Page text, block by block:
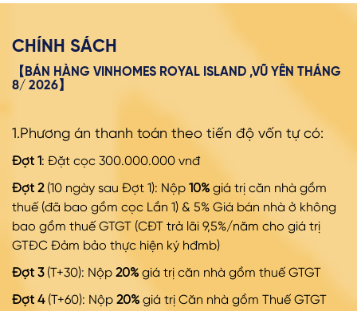
CHÍNH SÁCH
【BÁN HÀNG VINHOMES ROYAL ISLAND ,VŨ YÊN THÁNG
8/ 2026】
1.Phương án thanh toán theo tiến độ vốn tự có:
Đợt 1: Đặt cọc 300.000.000 vnđ
Đợt 2(10 ngày sau Đợt 1): Nộp 10% giá trị căn nhà gồm
thuế (đã bao gồm cọc Lần 1) & 5% Giá bán nhà ở không
bao gồm thuế GTGT (CĐT trả lãi 9,5%/năm cho giá trị
GTĐC Đảm bảo thực hiện ký hđmb)
Đợt 3(T+30): Nộp 20% giá trị căn nhà gồm thuế GTGT
Đợt 4(T+60): Nộp 20% giá trị Căn nhà gồm Thuế GTGT